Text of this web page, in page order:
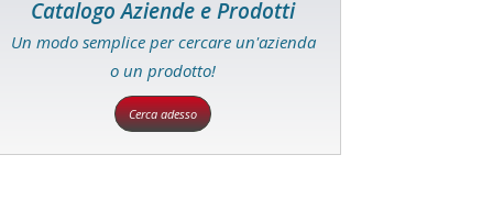
Catalogo Aziende e Prodotti
Un modo semplice per cercare un'azienda
o un prodotto!
Cerca adesso